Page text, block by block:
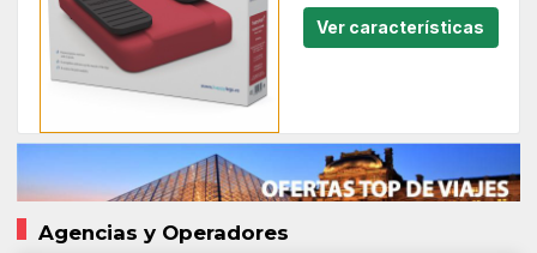
Ver características
Agencias y Operadores